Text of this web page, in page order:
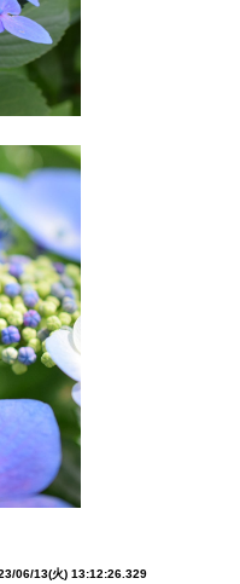
06/13(火) 13:12:26.329